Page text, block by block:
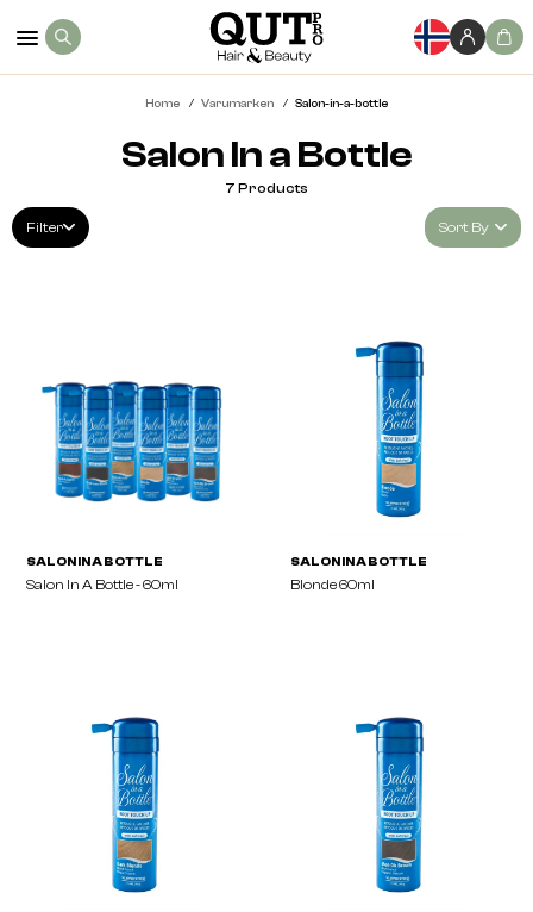
Home Varumarken Salon-in-a-bottle
Salon In a Bottle
Filter
7 Products
Sort By